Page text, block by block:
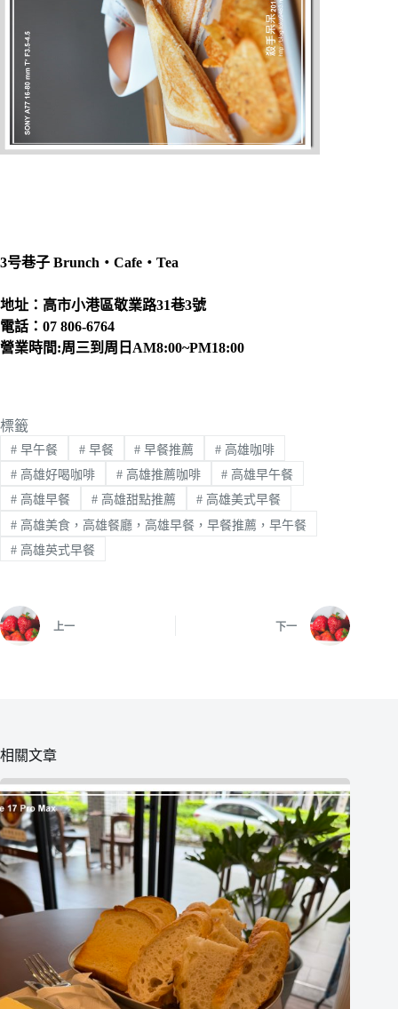
3号巷子 Brunch‧Cafe‧Tea
地址：高市小港區敬業路31巷3號
電話：07 806-6764
營業時間:周三到周日AM8:00~PM18:00
標籤
#早午餐 #早餐 # 早餐推薦 # 高雄咖啡
#高雄好喝咖啡 #高雄推薦咖啡 # 高雄早午餐
#高雄早餐 #高雄甜點推薦 # 高雄美式早餐
#高雄美食，高雄餐廳，高雄早餐，早餐推薦，早午餐
#高雄英式早餐
上一 下一
相關文章